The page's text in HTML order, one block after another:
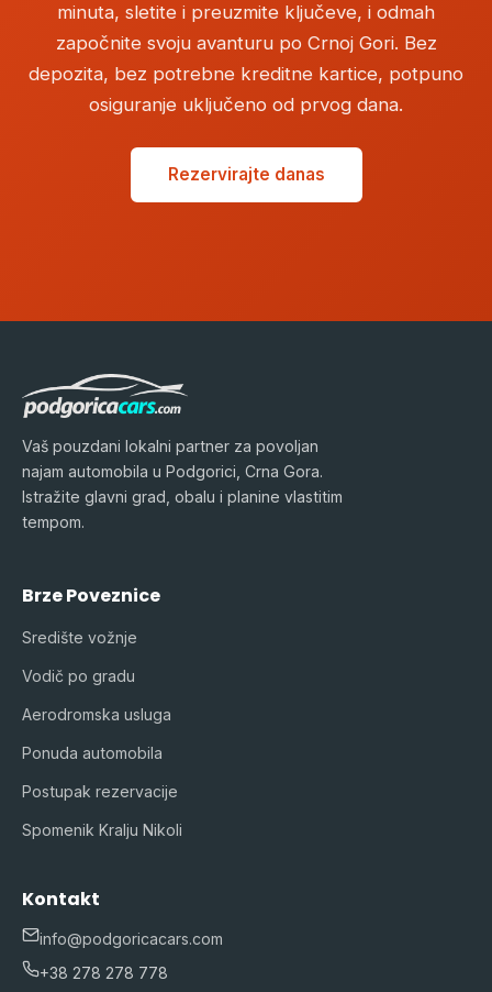
minuta, sletite i preuzmite ključeve, i odmah
započnite svoju avanturu po Crnoj Gori. Bez
depozita, bez potrebne kreditne kartice, potpuno
osiguranje uključeno od prvog dana.
Rezervirajte danas
Vaš pouzdani lokalni partner za povoljan
najam automobila u Podgorici, Crna Gora.
Istražite glavni grad, obalu i planine vlastitim
tempom.
Brze Poveznice
Središte vožnje
Vodič po gradu
Aerodromska usluga
Ponuda automobila
Postupak rezervacije
Spomenik Kralju Nikoli
Kontakt
info@podgoricacars.com
+38 278 278 778